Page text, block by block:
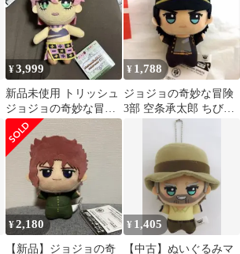
¥3,999
新品未使用 トリッシュ
ジョジョの奇妙な冒険
黄金の風 ともぬい
¥ 1,788
ジョジョの奇妙な冒険
3部 空条承太郎 ちびぐ
るみ プライズぬいぐる
¥2,180
【新品】ジョジョの奇
¥ 1,405
【中古】ぬいぐるみマ